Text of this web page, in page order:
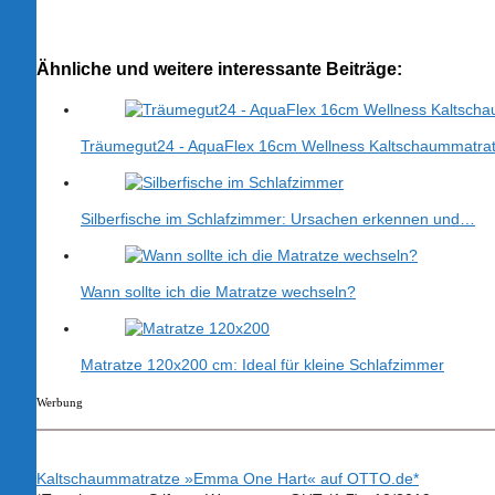
Ähnliche und weitere interessante Beiträge:
Träumegut24 - AquaFlex 16cm Wellness
Silberfische im Schlafzimmer: Ursachen erkennen und…
Wann sollte ich die Matratze wechseln?
Matratze 120x200 cm: Ideal für kleine Schlafzimmer
Werbung
Kaltschaummatratze »Emma One Hart« auf OTTO.de*